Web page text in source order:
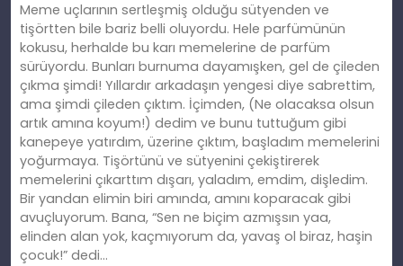
Meme uçlarının sertleşmiş olduğu sütyenden ve
tişörtten bile bariz belli oluyordu. Hele parfümünün
kokusu, herhalde bu karı memelerine de parfüm
sürüyordu. Bunları burnuma dayamışken, gel de çileden
çıkma şimdi! Yıllardır arkadaşın yengesi diye sabrettim,
ama şimdi çileden çıktım. İçimden, (Ne olacaksa olsun
artık amına koyum!) dedim ve bunu tuttuğum gibi
kanepeye yatırdım, üzerine çıktım, başladım memelerini
yoğurmaya. Tişörtünü ve sütyenini çekiştirerek
memelerini çıkarttım dışarı, yaladım, emdim, dişledim.
Bir yandan elimin biri amında, amını koparacak gibi
avuçluyorum. Bana, “Sen ne biçim azmışsın yaa,
elinden alan yok, kaçmıyorum da, yavaş ol biraz, haşin
çocuk!” dedi…